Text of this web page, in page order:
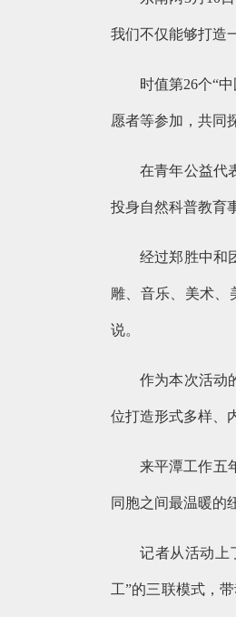
我们不仅能够打造
时值第26个“
愿者等参加，共同
在青年公益代
投身自然科普教育
经过郑胜中和
雕、音乐、美术、
说。
作为本次活动
位打造形式多样、
来平潭工作五
同胞之间最温暖的
记者从活动上
工”的三联模式，